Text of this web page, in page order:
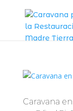
Caravana